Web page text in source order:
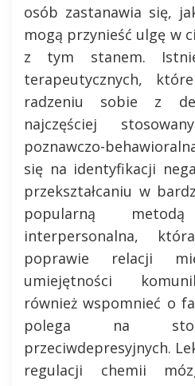
osób zastanawia się,
mogą przynieść ulgę w
z tym stanem.
terapeutycznych,
radzeniu sobie z
najczęściej
poznawczo-
się na identyfikacji
przekształcaniu w
popularną
interpersonalna,
poprawie relacji
umiejętności
również wspomnieć o
polega na
przeciwdepresyjnych.
regulacji chemii